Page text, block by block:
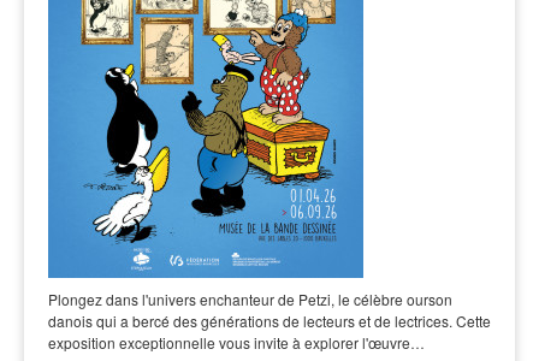
Plongez dans l'univers enchanteur de Petzi, le célèbre ourson
danois qui a bercé des générations de lecteurs et de lectrices. Cette
exposition exceptionnelle vous invite à explorer l'œuvre…